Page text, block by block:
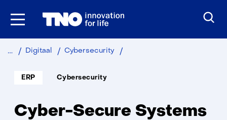
Ga
Digitaal Cybersecurity
Soort
project:
ERP
Thema:
Cybersecurity
Cyber-Secure Systems